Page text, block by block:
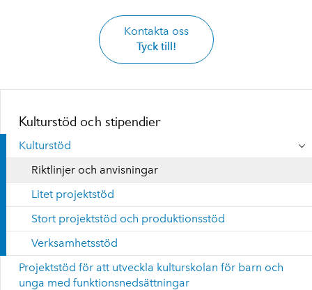
Kontakta oss
Tyck till!
Kulturstöd och stipendier
Kulturstöd
Riktlinjer och anvisningar
Litet projektstöd
Stort projektstöd och produktionsstöd
Verksamhetsstöd
Projektstöd för att utveckla kulturskolan för barn och
unga med funktionsnedsättningar